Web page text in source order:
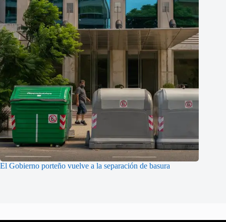
El Gobierno porteño vuelve a la separación de basura